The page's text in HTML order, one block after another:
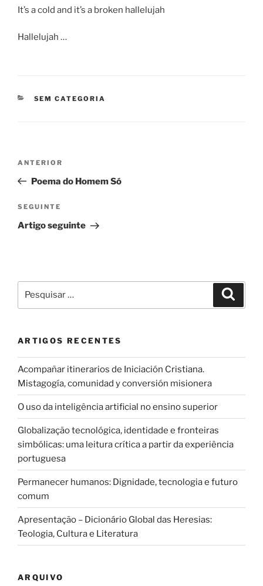
It’s a cold and it’s a broken hallelujah
Hallelujah …
CATEGORIAS
SEM CATEGORIA
artigos
Conteúdo
anterior
ANTERIOR
Poema do Homem Só
Conteúdo
seguinte
SEGUINTE
Artigo seguinte
por:
ARTIGOS RECENTES
Acompañar itinerarios de Iniciación Cristiana.
Mistagogía, comunidad y conversión misionera
O uso da inteligência artificial no ensino superior
Globalização tecnológica, identidade e fronteiras
simbólicas: uma leitura crítica a partir da experiência
portuguesa
Permanecer humanos: Dignidade, tecnologia e futuro
comum
Apresentação – Dicionário Global das Heresias:
Teologia, Cultura e Literatura
ARQUIVO